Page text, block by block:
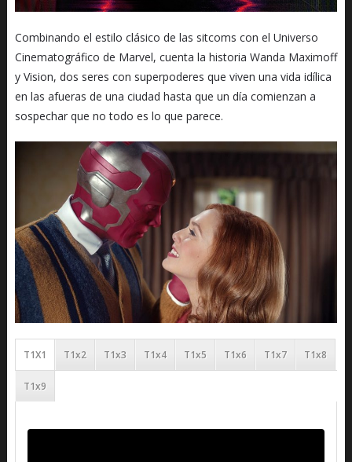
Combinando el estilo clásico de las sitcoms con el Universo
Cinematográfico de Marvel, cuenta la historia Wanda Maximoff
y Vision, dos seres con superpoderes que viven una vida idílica
en las afueras de una ciudad hasta que un día comienzan a
sospechar que no todo es lo que parece.
T1X1 T1x2 T1x3 T1x4 T1x5 T1x6 T1x7 T1x8
T1x9